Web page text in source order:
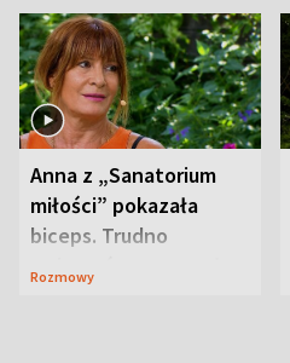
Anna z „Sanatorium
miłości” pokazała
biceps. Trudno
uwierzyć, co przeszła
Rozmowy